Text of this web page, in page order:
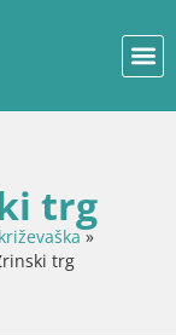
trg
»
trg